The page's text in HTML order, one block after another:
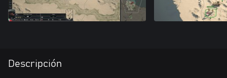
Descripción